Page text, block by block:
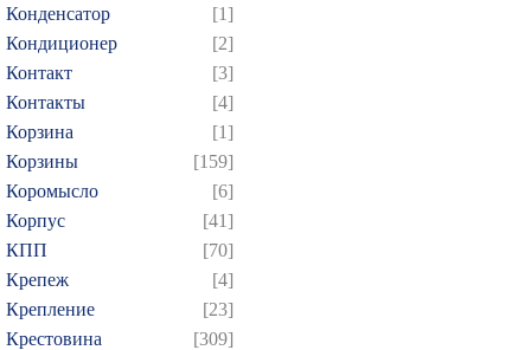
Конденсатор
[1]
Кондиционер
[2]
Контакт
[3]
Контакты
[4]
Корзина
[1]
Корзины
[159]
Коромысло
[6]
Корпус
[41]
КПП
[70]
Крепеж
[4]
Крепление
[23]
Крестовина
[309]